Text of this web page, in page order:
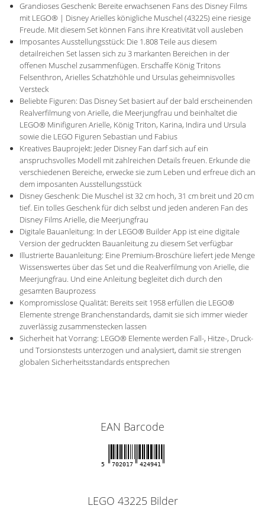
Grandioses Geschenk: Bereite erwachsenen Fans des Disney Films
mit LEGO® | Disney Arielles königliche Muschel (43225) eine riesige
Freude. Mit diesem Set können Fans ihre Kreativität voll ausleben
Imposantes Ausstellungsstück: Die 1.808 Teile aus diesem
detailreichen Set lassen sich zu 3 markanten Bereichen in der
offenen Muschel zusammenfügen. Erschaffe König Tritons
Felsenthron, Arielles Schatzhöhle und Ursulas geheimnisvolles
Versteck
Beliebte Figuren: Das Disney Set basiert auf der bald erscheinenden
Realverfilmung von Arielle, die Meerjungfrau und beinhaltet die
LEGO® Minifiguren Arielle, König Triton, Karina, Indira und Ursula
sowie die LEGO Figuren Sebastian und Fabius
Kreatives Bauprojekt: Jeder Disney Fan darf sich auf ein
anspruchsvolles Modell mit zahlreichen Details freuen. Erkunde die
verschiedenen Bereiche, erwecke sie zum Leben und erfreue dich an
dem imposanten Ausstellungsstück
Disney Geschenk: Die Muschel ist 32 cm hoch, 31 cm breit und 20 cm
tief. Ein tolles Geschenk für dich selbst und jeden anderen Fan des
Disney Films Arielle, die Meerjungfrau
Digitale Bauanleitung: In der LEGO® Builder App ist eine digitale
Version der gedruckten Bauanleitung zu diesem Set verfügbar
Illustrierte Bauanleitung: Eine Premium-Broschüre liefert jede Menge
Wissenswertes über das Set und die Realverfilmung von Arielle, die
Meerjungfrau. Und eine Anleitung begleitet dich durch den
gesamten Bauprozess
Kompromisslose Qualität: Bereits seit 1958 erfüllen die LEGO®
Elemente strenge Branchenstandards, damit sie sich immer wieder
zuverlässig zusammenstecken lassen
Sicherheit hat Vorrang: LEGO® Elemente werden Fall-, Hitze-, Druck-
und Torsionstests unterzogen und analysiert, damit sie strengen
globalen Sicherheitsstandards entsprechen
EAN Barcode
5 702017 424941
LEGO 43225 Bilder